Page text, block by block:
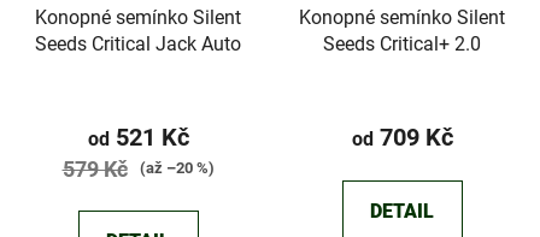
Konopné semínko Silent
Seeds Critical Jack Auto
od521 Kč
579 Kč (až –20 %)
Konopné semínko Silent
Seeds Critical+ 2.0
od709 Kč
DETAIL